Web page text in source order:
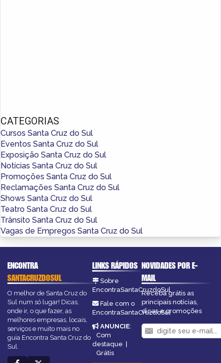
CATEGORIAS
Cursos Santa Cruz do Sul
Eventos Santa Cruz do Sul
Exposição Santa Cruz do Sul
Notícias Santa Cruz do Sul
Promoções Santa Cruz do Sul
Reclamações Santa Cruz do Sul
Shows Santa Cruz do Sul
Teatro Santa Cruz do Sul
Trânsito Santa Cruz do Sul
Vagas de Empregos Santa Cruz do Sul
ENCONTRA
SANTACRUZDOSUL
O melhor de Santa Cruz do
Sul num só lugar! Dicas,
onde ir, o que fazer, as
melhores empresas, locais,
serviços e muito mais no
guia Encontra Santa Cruz do
Sul.
LINKS RÁPIDOS
Sobre
EncontraSantaCruzdoSul
Fale com o
EncontraSantaCruzdoSul
ANUNCIE:
Com
destaque
Grátis
NOVIDADES POR E-
MAIL
Receba grátis as
principais notícias,
dicas e promoções